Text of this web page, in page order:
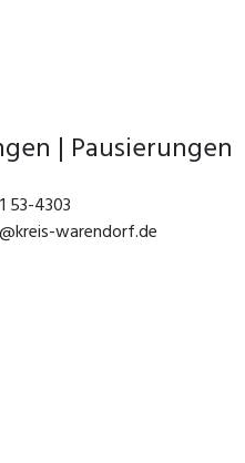
| Pausierungen
53-4303
warendorf.de